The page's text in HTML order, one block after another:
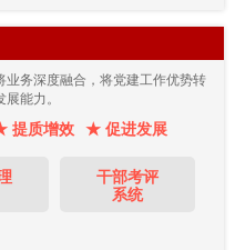
务深度融合，将党建工作优势转
能力。
提质增效 ★ 促进发展
干部考评
系统